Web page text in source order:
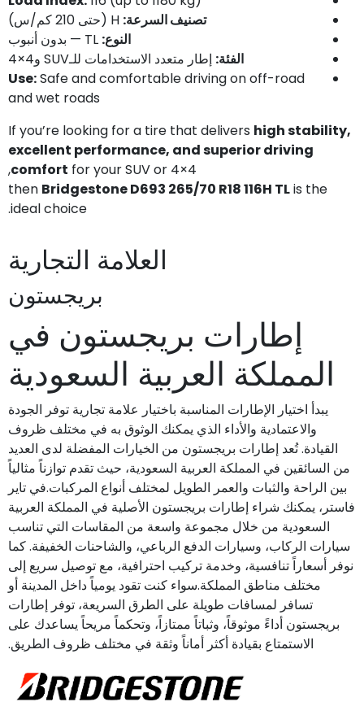
تصنيف السرعة:
النوع:
الفئة: إطار متعدد الاستخدامات للـSUV و4×4
Use:Safe and comfortable driving on off-road
and wet roads
If you’re looking for a tire that delivers high stability,
excellent performance, and superior driving
comfort for your SUV or 4×4,
then Bridgestone D693 265/70 R18 116H TLis the
ideal choice.
العلامة التجارية
بريجستون
إطارات بريجستون في
المملكة العربية السعودية
يبدأ اختيار الإطارات المناسبة باختيار علامة تجارية توفر الجودة
والاعتمادية والأداء الذي يمكنك الوثوق به في مختلف ظروف
القيادة. تُعد إطارات بريجستون من الخيارات المفضلة لدى العديد
من السائقين في المملكة العربية السعودية، حيث تقدم توازناً مثالياً
بين الراحة والثبات والعمر الطويل لمختلف أنواع المركبات.في تاير
فاستر، يمكنك شراء إطارات بريجستون الأصلية في المملكة العربية
السعودية من خلال مجموعة واسعة من المقاسات التي تناسب
سيارات الركاب، وسيارات الدفع الرباعي، والشاحنات الخفيفة. كما
نوفر أسعاراً تنافسية، وخدمة تركيب احترافية، مع توصيل سريع إلى
مختلف مناطق المملكة.سواء كنت تقود يومياً داخل المدينة أو
تسافر لمسافات طويلة على الطرق السريعة، توفر إطارات
بريجستون أداءً موثوقاً، وثباتاً ممتازاً، وتحكماً مريحاً يساعدك على
الاستمتاع بقيادة أكثر أماناً وثقة في مختلف ظروف الطريق.